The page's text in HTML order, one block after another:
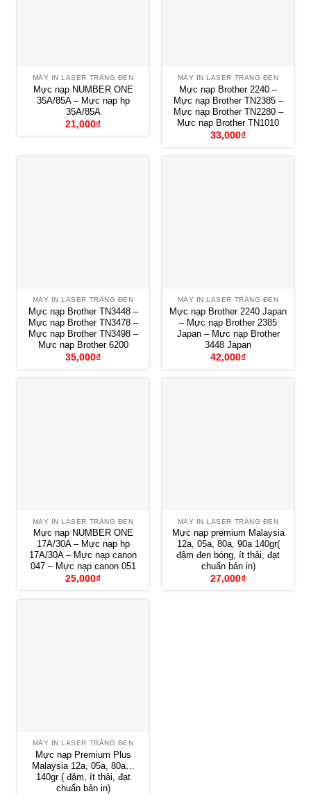
MÁY IN LASER TRẮNG ĐEN
Mực nạp NUMBER ONE
35A/85A – Mực nạp hp
35A/85A
21,000₫
MÁY IN LASER TRẮNG ĐEN
Mực nạp Brother 2240 –
Mực nạp Brother TN2385 –
Mực nạp Brother TN2280 –
Mực nạp Brother TN1010
33,000₫
MÁY IN LASER TRẮNG ĐEN
Mực nạp Brother TN3448 –
Mực nạp Brother TN3478 –
Mực nạp Brother TN3498 –
Mực nạp Brother 6200
35,000₫
MÁY IN LASER TRẮNG ĐEN
Mực nạp Brother 2240 Japan
– Mực nạp Brother 2385
Japan – Mực nạp Brother
3448 Japan
42,000₫
MÁY IN LASER TRẮNG ĐEN
Mực nạp NUMBER ONE
17A/30A – Mực nạp hp
17A/30A – Mực nạp canon
047 – Mực nạp canon 051
25,000₫
MÁY IN LASER TRẮNG ĐEN
Mực nạp premium Malaysia
12a, 05a, 80a, 90a 140gr(
đậm đen bóng, ít thải, đạt
chuẩn bản in)
27,000₫
MÁY IN LASER TRẮNG ĐEN
Mực nạp Premium Plus
Malaysia 12a, 05a, 80a…
140gr ( đậm, ít thải, đạt
chuẩn bản in)